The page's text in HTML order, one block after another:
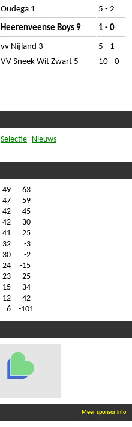
Oudega 1 5 - 2
Heerenveense Boys 9 1 - 0
vv Nijland 3
5 - 1
VV Sneek Wit Zwart 5 10 - 0
Selectie Nieuws
49
63
47
59
42
45
42
30
41
25
32
-3
30
-2
24
-15
23
-25
15
-34
12
-42
6 -101
Meer sponsor info